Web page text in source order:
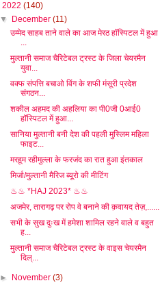
2022 (140)
▼
December(11)
उम्मेद साहब ताने वाले का आज मेरठ हॉस्पिटल में हुआ
...
मुल्तानी समाज चैरिटेबल ट्रस्ट के जिला चेयरमैन
युवा...
वक्फ संपत्ति बचाओ विंग के शफी मंसूरी प्रदेश
संगठन...
शकील अहमद की अहलिया का पी0जी 0आई0
हॉस्पिटल में हुआ...
सानिया मुल्तानी बनी देश की पहली मुस्लिम महिला
फाइट...
मरहूम रहीमुल्ला के फरजंद का रात हुआ इंतकाल
मिर्जा/मुल्तानी मैरिज ब्यूरो की मीटिंग
♨♨ *HAJ 2023* ♨♨
अजमेर, तारागढ़ पर रोप वे बनाने की क़वायद तेज़,......
सभी के सुख दुःख में हमेशा शामिल रहने वाले व बहुत
ह...
मुल्तानी समाज चैरिटेबल ट्रस्ट के वाइस चेयरमैन
दिल्...
► November(3)